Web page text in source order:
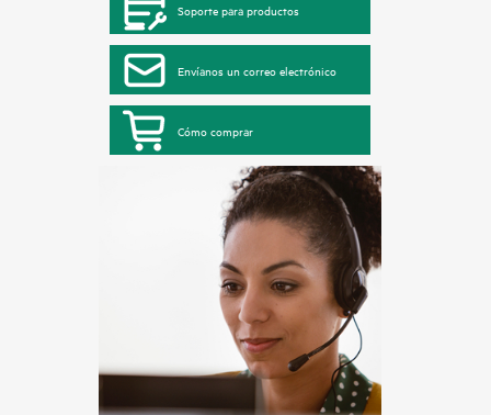
Soporte para productos
Envíanos un correo electrónico
Cómo comprar